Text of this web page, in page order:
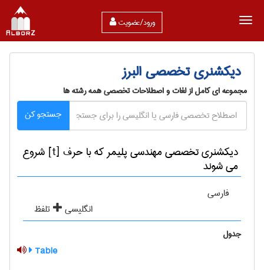
ورود/عضویت
دیکشنری تخصصی البرز
مجموعه ای کامل از لغات و اصطلاحات تخصصی همه رشته ها
جستجو کن
دیکشنری تخصصی مهندسی پليمر که با حرف [t] شروع
می شوند
فارسی
انگلیسی
تلفظ
جدول
Table